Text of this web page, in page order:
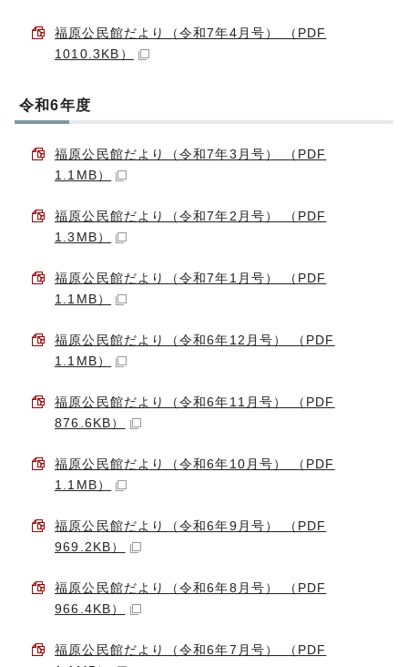
福原公民館だより（令和7年4月号） （PDF
1010.3KB）
令和6年度
福原公民館だより（令和7年3月号） （PDF
1.1MB）
福原公民館だより（令和7年2月号） （PDF
1.3MB）
福原公民館だより（令和7年1月号） （PDF
1.1MB）
福原公民館だより（令和6年12月号） （PDF
1.1MB）
福原公民館だより（令和6年11月号） （PDF
876.6KB）
福原公民館だより（令和6年10月号） （PDF
1.1MB）
福原公民館だより（令和6年9月号） （PDF
969.2KB）
福原公民館だより（令和6年8月号） （PDF
966.4KB）
福原公民館だより（令和6年7月号） （PDF